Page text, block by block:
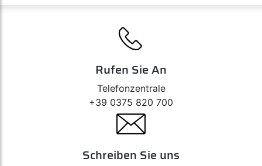
Rufen Sie An
Telefonzentrale
+39 0375 820 700
Schreiben Sie uns